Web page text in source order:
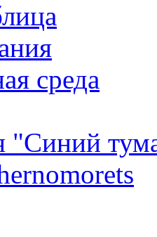
среда
"Синий